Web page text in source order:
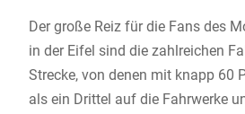
Der große Reiz für die Fans des
in der Eifel sind die zahlreichen
Strecke, von denen mit knapp 60
als ein Drittel auf die Fahrwerke